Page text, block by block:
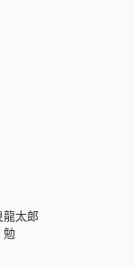
太郎